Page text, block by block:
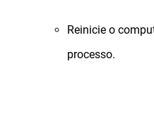
Reinicie o
processo.